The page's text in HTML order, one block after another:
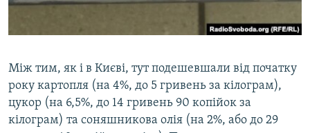
Між тим, як і в Києві, тут подешевшали від початку
року картопля (на 4%, до 5 гривень за кілограм),
цукор (на 6,5%, до 14 гривень 90 копійок за
кілограм) та соняшникова олія (на 2%, або до 29